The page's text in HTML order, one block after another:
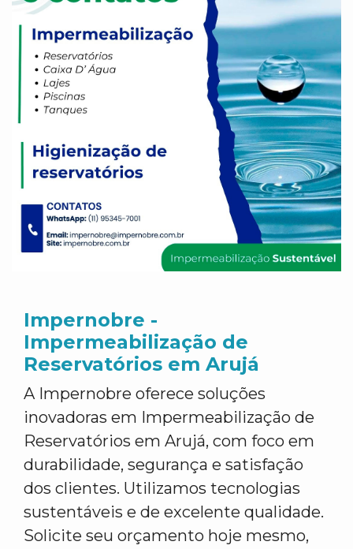
Impernobre -
Impermeabilização de
Reservatórios em Arujá
A Impernobre oferece soluções
inovadoras em Impermeabilização de
Reservatórios em Arujá, com foco em
durabilidade, segurança e satisfação
dos clientes. Utilizamos tecnologias
sustentáveis e de excelente qualidade.
Solicite seu orçamento hoje mesmo,